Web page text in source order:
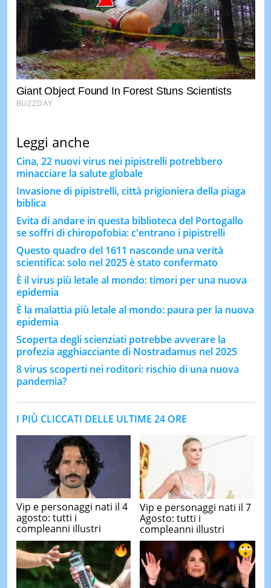
Leggi anche
Cina, 22 nuovi virus nei pipistrelli potrebbero
minacciare la salute globale
Invasione di pipistrelli, città prigioniera della piaga
biblica
Evita di andare in questa biblioteca del Portogallo
se soffri di chiropofobia: c'entrano i pipistrelli
Questo quadro del 1611 nasconde una verità
scientifica: solo nel 2025 è stato confermato
È il virus più letale al mondo: timori per una nuova
epidemia
È la malattia più letale al mondo: paura per la nuova
epidemia
Scoperta degli scienziati potrebbe avverare la
profezia agghiacciante di Nostradamus nel 2025
8 virus scoperti nei roditori: rischio di una nuova
pandemia?
I PIÙ CLICCATI DELLE ULTIME 24 ORE
Vip e personaggi nati il 4
agosto: tutti i
compleanni illustri
Vip e personaggi nati il 7
Agosto: tutti i
compleanni illustri